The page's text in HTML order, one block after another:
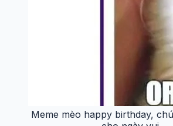
Meme mèo happy birthday,